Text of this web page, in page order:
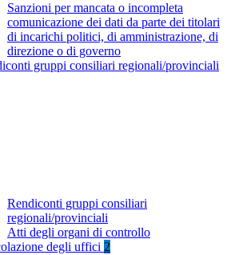
Sanzioni per mancata o incompleta
comunicazione dei dati da parte dei titolari
di incarichi politici, di amministrazione, di
direzione o di governo
gruppi consiliari regionali/provinciali
Rendiconti gruppi consiliari
regionali/provinciali
Atti degli organi di controllo
degli uffici 2